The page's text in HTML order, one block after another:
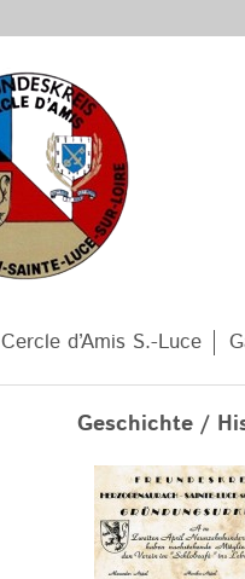
Cercle d’Amis S.-Luce
Geschichte /